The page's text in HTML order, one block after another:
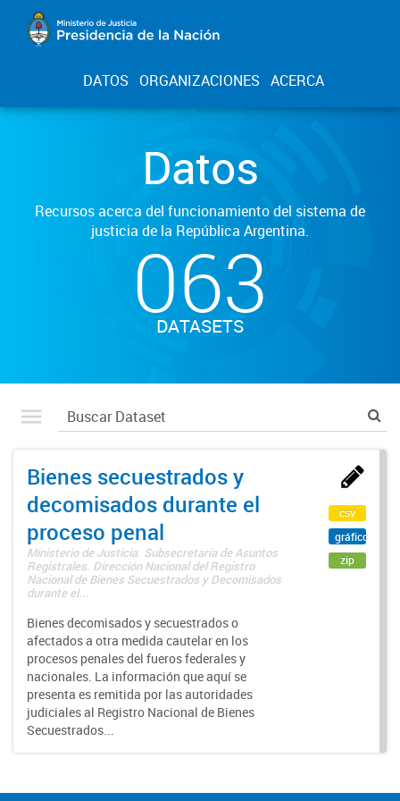
DATOS ORGANIZACIONES ACERCA
Datos
Recursos acerca del funcionamiento del sistema de
justicia de la República Argentina.
063
DATASETS
Bienes secuestrados y
decomisados durante el
proceso penal
Ministerio de Justicia. Subsecretaría de Asuntos
Registrales. Dirección Nacional del Registro
Nacional de Bienes Secuestrados y Decomisados
durante el...
Bienes decomisados y secuestrados o
afectados a otra medida cautelar en los
procesos penales del fueros federales y
nacionales. La información que aquí se
presenta es remitida por las autoridades
judiciales al Registro Nacional de Bienes
Secuestrados...
csv
gráfico
zip